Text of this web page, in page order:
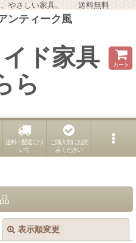
、やさしい家具。 送料無料
ンティーク風
ド家具
ら
カート
送料・配送につ
いて
ご購入前にお読
みください
表示順変更